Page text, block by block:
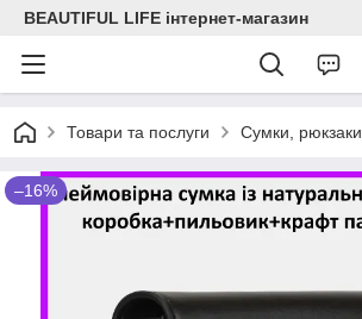
BEAUTIFUL LIFE інтернет-магазин
Товари та послуги Сумки, рюкзаки
–16%